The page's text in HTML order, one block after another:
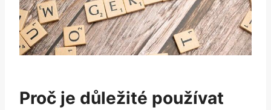
Proč je důležité používat